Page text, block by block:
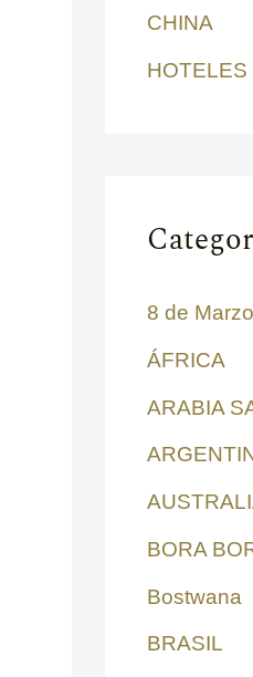
:CHINA
HOTELES
8 de Marzo
ÁFRICA
ARABIA
BORA
Bostwana
BRASIL